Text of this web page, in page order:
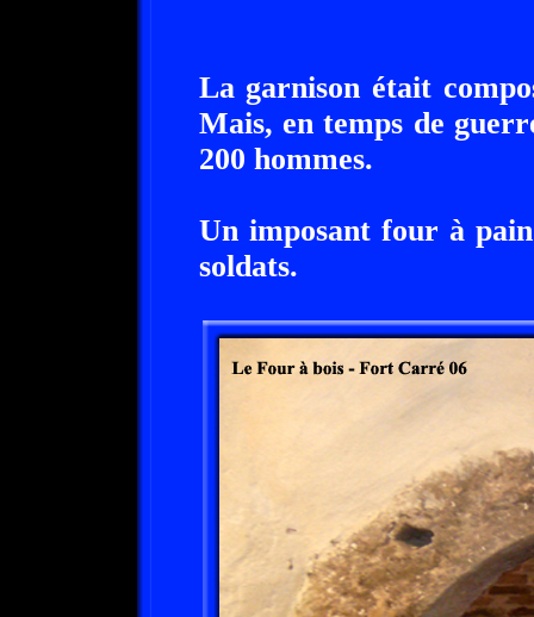
La garnison était
Mais, en temps de
200 hommes.
Un imposant four à
soldats.